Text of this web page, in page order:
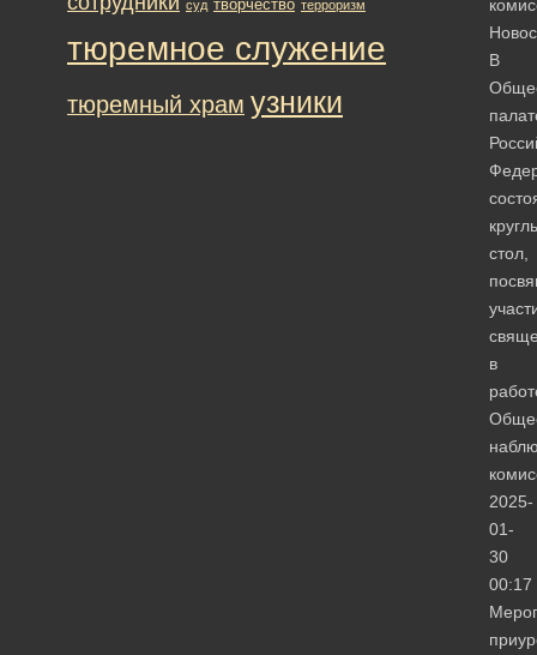
В
стол,
в
2025-
01-
30
00:17
суд творчество терроризм
тюремное служение
тюремный храм узники